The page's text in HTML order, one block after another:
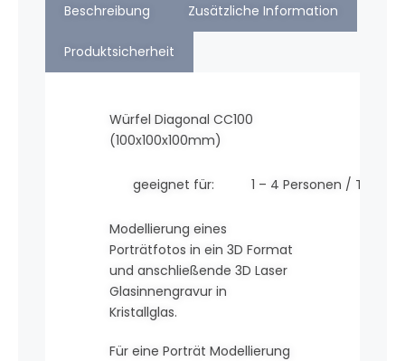
Beschreibung Zusätzliche Information
Produktsicherheit
Würfel Diagonal CC100
(100x100x100mm)
geeignet für: 1 – 4 Personen / Tiere
Modellierung eines
Porträtfotos in ein 3D Format
und anschließende 3D Laser
Glasinnengravur in
Kristallglas.
Für eine Porträt Modellierung